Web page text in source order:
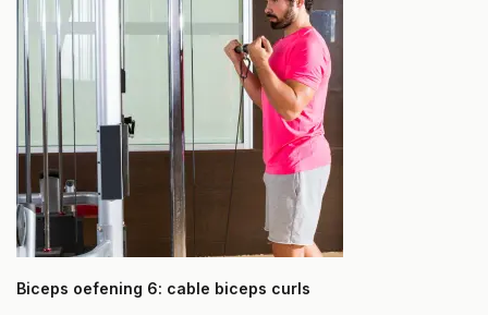
Biceps oefening 6: cable biceps curls